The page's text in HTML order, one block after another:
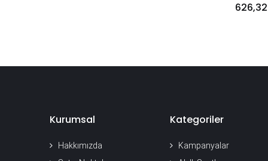
626,32
Kurumsal
Hakkımızda
Kategoriler
Kampanyalar